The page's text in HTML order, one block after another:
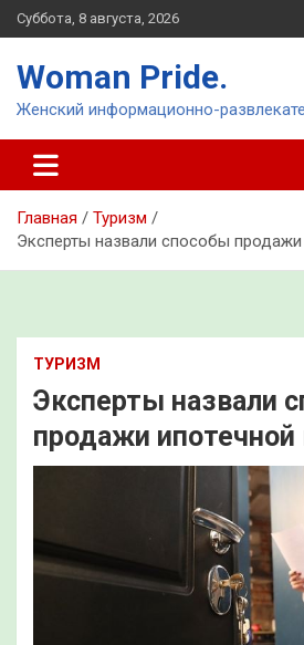
Перейти
к
Суббота, 8 августа, 2026
Woman Pride.
Женский информационно-
Главная
Туризм
Эксперты назвали способы продажи
ТУРИЗМ
Эксперты назвали
продажи